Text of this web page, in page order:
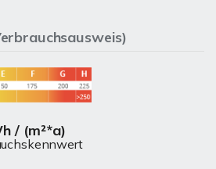
/ (m²*a)